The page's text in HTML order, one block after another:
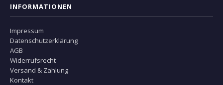
INFORMATIONEN
Impressum
Datenschutzerklärung
AGB
Widerrufsrecht
Versand & Zahlung
Kontakt